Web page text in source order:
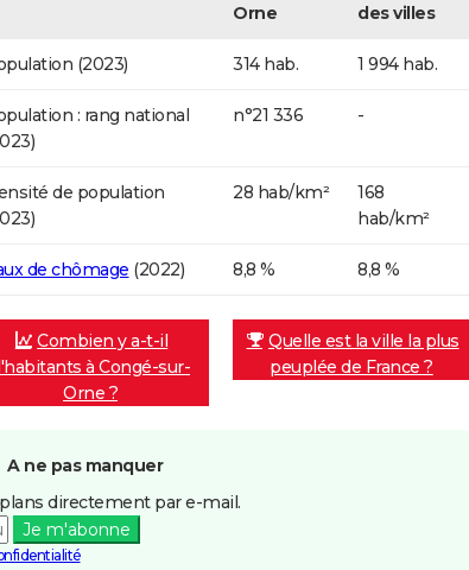
Orne
des villes
(2023) 314 hab. 1 994 hab.
: rang national
n°21 336 -
de population
28 hab/km²
168
hab/km²
de chômage (2022) 8,8 % 8,8 %
Combien y a-t-il
à Congé-sur-
Orne ?
Quelle est la ville la plus
peuplée de France ?
A ne pas manquer
directement par e-mail.
Je m'abonne